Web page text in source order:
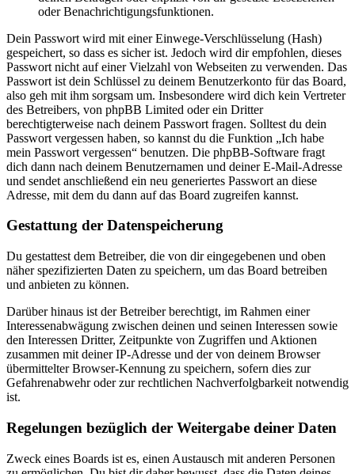
oder Benachrichtigungsfunktionen.
Dein Passwort wird mit einer Einwege-Verschlüsselung (Hash)
gespeichert, so dass es sicher ist. Jedoch wird dir empfohlen, dieses
Passwort nicht auf einer Vielzahl von Webseiten zu verwenden. Das
Passwort ist dein Schlüssel zu deinem Benutzerkonto für das Board,
also geh mit ihm sorgsam um. Insbesondere wird dich kein Vertreter
des Betreibers, von phpBB Limited oder ein Dritter
berechtigterweise nach deinem Passwort fragen. Solltest du dein
Passwort vergessen haben, so kannst du die Funktion „Ich habe
mein Passwort vergessen“ benutzen. Die phpBB-Software fragt
dich dann nach deinem Benutzernamen und deiner E-Mail-Adresse
und sendet anschließend ein neu generiertes Passwort an diese
Adresse, mit dem du dann auf das Board zugreifen kannst.
Gestattung der Datenspeicherung
Du gestattest dem Betreiber, die von dir eingegebenen und oben
näher spezifizierten Daten zu speichern, um das Board betreiben
und anbieten zu können.
Darüber hinaus ist der Betreiber berechtigt, im Rahmen einer
Interessenabwägung zwischen deinen und seinen Interessen sowie
den Interessen Dritter, Zeitpunkte von Zugriffen und Aktionen
zusammen mit deiner IP-Adresse und der von deinem Browser
übermittelter Browser-Kennung zu speichern, sofern dies zur
Gefahrenabwehr oder zur rechtlichen Nachverfolgbarkeit notwendig
ist.
Regelungen bezüglich der Weitergabe deiner Daten
Zweck eines Boards ist es, einen Austausch mit anderen Personen